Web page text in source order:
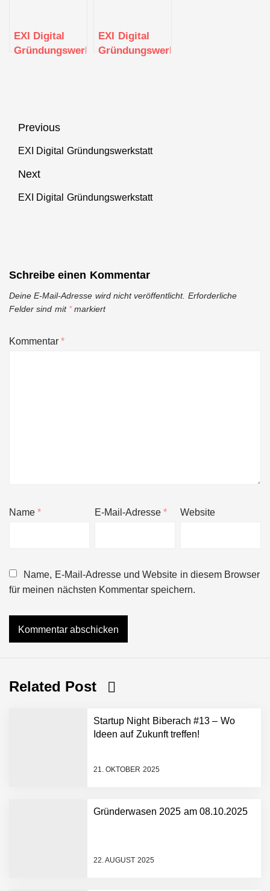
EXI Digital
Gründungswerkstatt
EXI Digital
Gründungswerkstatt
Beitragsnavigation
Previous
Previous
EXI Digital Gründungswerkstatt
Next
Next
EXI Digital Gründungswerkstatt
Schreibe einen Kommentar
Deine E-Mail-Adresse wird nicht veröffentlicht. Erforderliche
Felder sind mit *markiert
Kommentar*
Name* E-Mail-Adresse* Website
Name, E-Mail-Adresse und Website in diesem Browser
für meinen nächsten Kommentar speichern.
Related Post
Startup Night Biberach #13 – Wo
Ideen auf Zukunft treffen!
21. OKTOBER 2025
Gründerwasen 2025 am 08.10.2025
22. AUGUST 2025
Dollar bekannt, um den